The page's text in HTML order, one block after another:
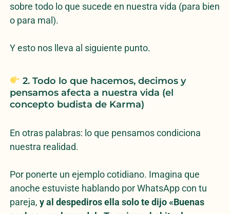
sobre todo lo que sucede en nuestra vida (para bien
o para mal).
Y esto nos lleva al siguiente punto.
2. Todo lo que hacemos, decimos y
pensamos afecta a nuestra vida (el
concepto budista de Karma)
En otras palabras: lo que pensamos condiciona
nuestra realidad.
Por ponerte un ejemplo cotidiano. Imagina que
anoche estuviste hablando por WhatsApp con tu
pareja, y al despediros ella solo te dijo «Buenas